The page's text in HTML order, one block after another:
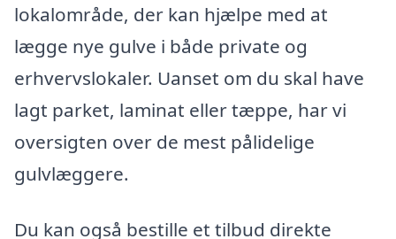
lokalområde, der kan hjælpe med at
lægge nye gulve i både private og
erhvervslokaler. Uanset om du skal have
lagt parket, laminat eller tæppe, har vi
oversigten over de mest pålidelige
gulvlæggere.
Du kan også bestille et tilbud direkte